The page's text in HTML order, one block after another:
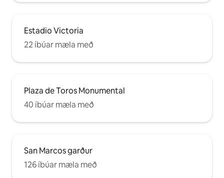
Estadio Victoria
22 íbúar mæla með
Plaza de Toros Monumental
40 íbúar mæla með
San Marcos garður
126 íbúar mæla með